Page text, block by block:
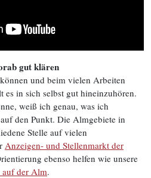
gut klären
und beim vielen Arbeiten
es in sich selbst gut hineinzuhören.
weiß ich genau, was ich
den Punkt. Die Almgebiete in
Stelle auf vielen
Anzeigen- und Stellenmarkt der
ebenso helfen wie unsere
der Alm.